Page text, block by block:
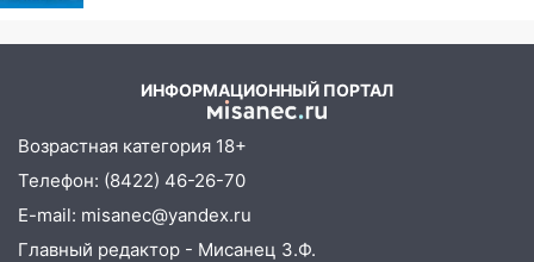
мужчины, которого необоснованно
обвиняли в жестоком обращении с
животными
12:28 Миллион на «льготниках»: в
Ульяновской области перевозчик
провернул хитрую схему с чужими
проездными
ИНФОРМАЦИОННЫЙ ПОРТАЛ
Возрастная категория 18+
Телефон: (8422) 46-26-70
E-mail: misanec@yandex.ru
Главный редактор - Мисанец З.Ф.